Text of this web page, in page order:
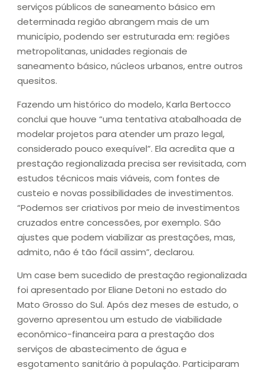
serviços públicos de saneamento básico em
determinada região abrangem mais de um
município, podendo ser estruturada em: regiões
metropolitanas, unidades regionais de
saneamento básico, núcleos urbanos, entre outros
quesitos.
Fazendo um histórico do modelo, Karla Bertocco
conclui que houve “uma tentativa atabalhoada de
modelar projetos para atender um prazo legal,
considerado pouco exequível”. Ela acredita que a
prestação regionalizada precisa ser revisitada, com
estudos técnicos mais viáveis, com fontes de
custeio e novas possibilidades de investimentos.
“Podemos ser criativos por meio de investimentos
cruzados entre concessões, por exemplo. São
ajustes que podem viabilizar as prestações, mas,
admito, não é tão fácil assim”, declarou.
Um case bem sucedido de prestação regionalizada
foi apresentado por Eliane Detoni no estado do
Mato Grosso do Sul. Após dez meses de estudo, o
governo apresentou um estudo de viabilidade
econômico-financeira para a prestação dos
serviços de abastecimento de água e
esgotamento sanitário à população. Participaram